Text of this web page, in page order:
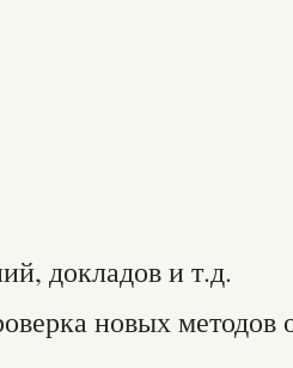
докладов и т.д.
новых методов